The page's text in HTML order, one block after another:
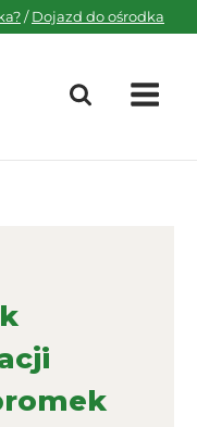
/Dojazd do ośrodka